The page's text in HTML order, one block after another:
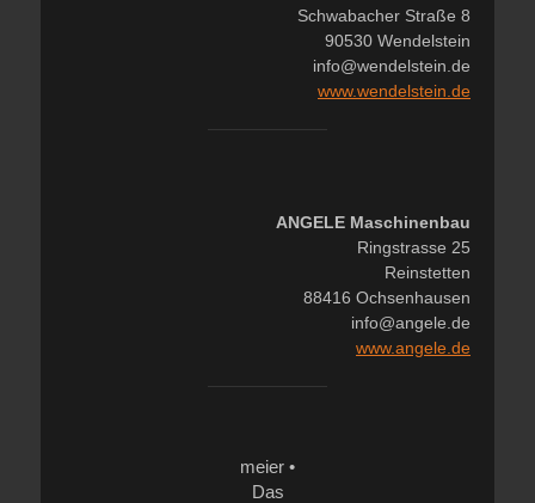
Schwabacher Straße 8
90530 Wendelstein
info@wendelstein.de
www.wendelstein.de
ANGELE Maschinenbau
Ringstrasse 25
Reinstetten
88416 Ochsenhausen
info@angele.de
www.angele.de
meier •
Das